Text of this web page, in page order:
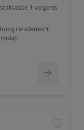
(klasse 1 volgens
rendement